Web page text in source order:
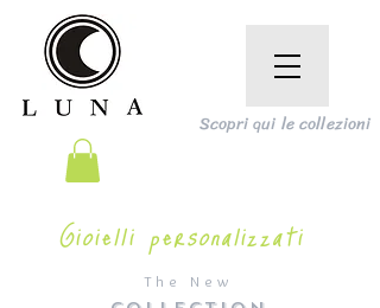
The New
Scopri qui le collezioni
Gioielli personalizzati